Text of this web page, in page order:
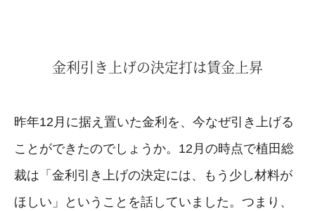
金利引き上げの決定打は賃金上昇
昨年12月に据え置いた金利を、今なぜ引き上げる
ことができたのでしょうか。12月の時点で植田総
裁は「金利引き上げの決定には、もう少し材料が
ほしい」ということを話していました。つまり、